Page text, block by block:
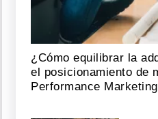
¿Cómo equilibrar la
el posicionamiento de
Performance